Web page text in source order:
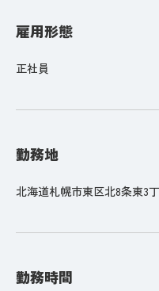
雇用形態
正社員
勤務地
北海道札幌市東区北8条東3
勤務時間